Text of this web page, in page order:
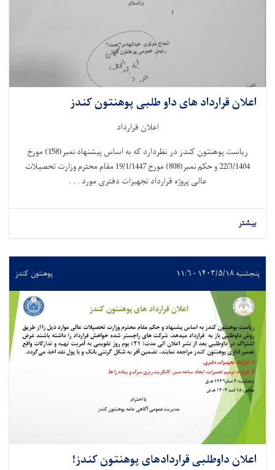
اعلان قرارداد های داو طلبی پوهنتون کندز
اعلان قرارداد
ریاست پوهنتون کندز در نظردارد که به اساس پیشنهاد نمبر(158) مورخ
22/3/1404 و حکم نمبر(808) مورخ 19/1/1447 مقام محترم وزارت تحصیلات
عالی پروژه قرارداد تجهیزات دفتری مورد . . .
بیشتر
پنجشنبه ۱۴۰۳/۵/۱۸ - ۱۱:۶ پوهنتون کندز
اعلان داوطلبی قراردادهای پوهنتون کندز!